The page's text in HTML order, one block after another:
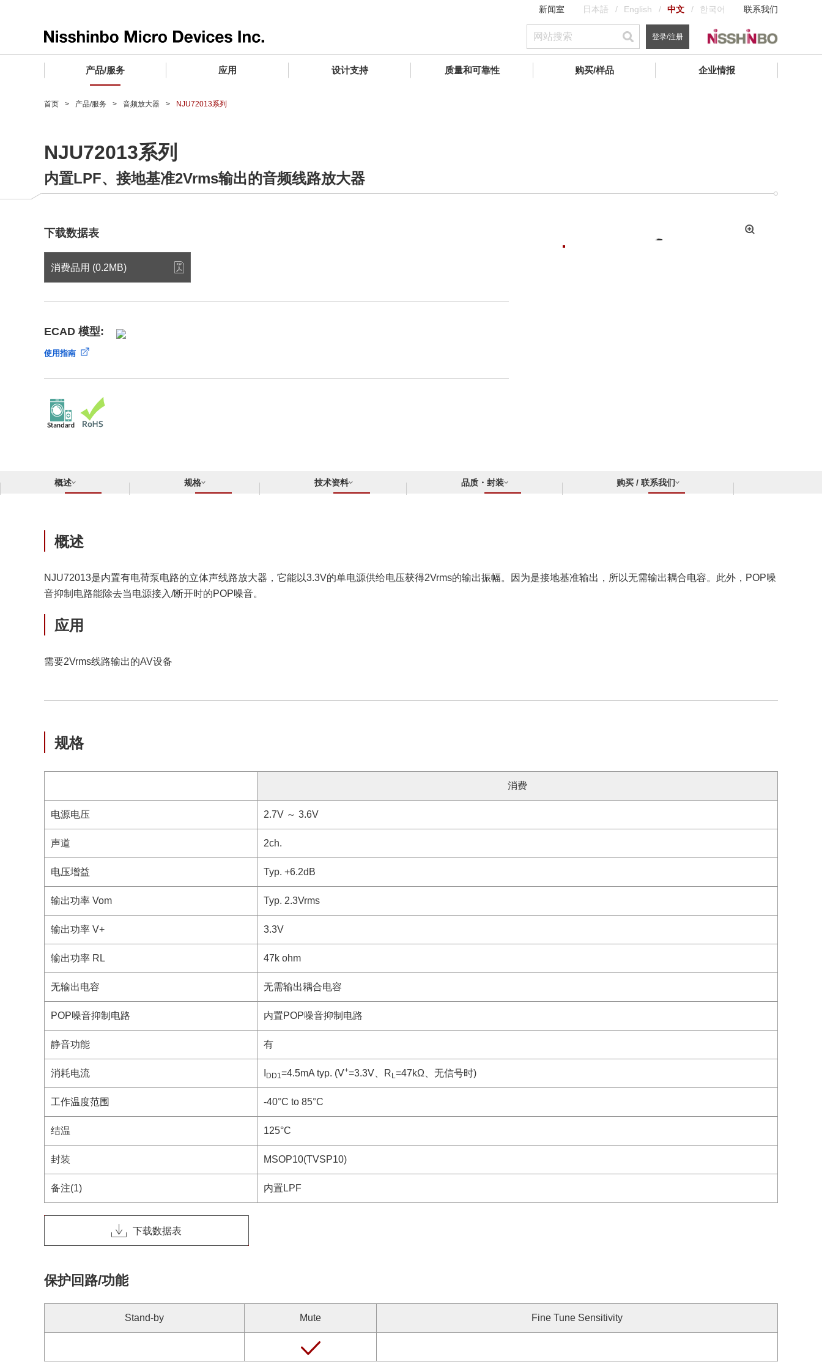
新闻室 日本語 English 中文 한국어 联系我们
登录/注册
产品/服务
微波产品
晶圆代工服务
应用
车载用IC
工业设备用IC
微波产品
设计支持
微波产品
寻找交叉参考产品
质量和可靠性
电子器件
微波产品
购买/样品
微波产品
企业情报
企业理念
公司简介
业务地点
CSR活动 (日本)
合规举报中心
了解⽇清纺微电⼦株式会社
首页 产品/服务 音频放大器 NJU72013系列
NJU72013系列
内置LPF、接地基准2Vrms输出的音频线路放大器
下载数据表
消费品用 (0.2MB)
ECAD 模型:
使用指南
拡
概述 规格 技术资料 品质・封装 购买 / 联系我们
概述
NJU72013是内置有电荷泵电路的立体声线路放大器，它能以3.3V的单电源供给电压获得2Vrms的输出振幅。因为是接地基准输出，所以无需输出耦合电容。此外，POP噪
音抑制电路能除去当电源接入/断开时的POP噪音。
应用
需要2Vrms线路输出的AV设备
规格
消费
电源电压 2.7V ～ 3.6V
声道 2ch.
电压增益 Typ. +6.2dB
输出功率 Vom Typ. 2.3Vrms
输出功率 V+ 3.3V
输出功率 RL 47k ohm
无输出电容 无需输出耦合电容
POP噪音抑制电路 内置POP噪音抑制电路
静音功能 有
消耗电流 DD1=4.5mA typ. (V+=3.3V、R L=47kΩ、无信号时)
工作温度范围 -40°C to 85°C
结温 125°C
封装 MSOP10(TVSP10)
备注(1) 内置LPF
下载数据表
保护回路/功能
Stand-by Mute Fine Tune Sensitivity